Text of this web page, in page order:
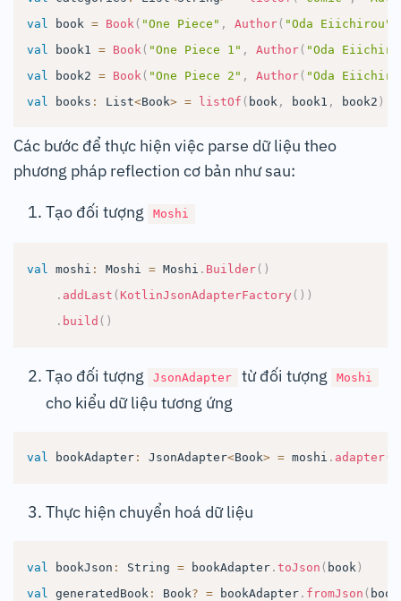
val
book = Book ( "One Piece" , Author( "Oda Eiichirou"
val
book1 = Book ( "One Piece 1" , Author( "Oda
val
book2 = Book ( "One Piece 2" , Author( "Oda
val
books : List<Book> = listOf ( book , book1 , book2 )
Các bước để thực hiện việc parse dữ liệu theo
phương pháp reflection cơ bản như sau:
Tạo đối tượng
Moshi
val moshi : Moshi = Moshi . Builder( )
. addLast ( KotlinJsonAdapterFactory ( ) )
. build ( )
Tạo đối tượng JsonAdapter từ đối tượng Moshi
cho kiểu dữ liệu tương ứng
val bookAdapter: JsonAdapter<Book> = moshi . adapter(
Thực hiện chuyển hoá dữ liệu
val bookJson : String = bookAdapter. toJson ( book )
val
generatedBook : Book? = bookAdapter. fromJson (